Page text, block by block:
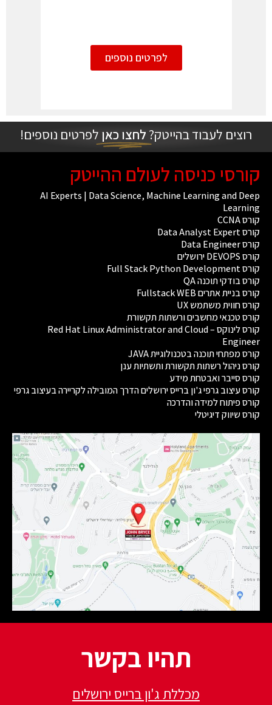
לפרטים נוספים
רוצים לעבוד בהייטק? לחצו כאן לפרטים נוספים!
קורסי כניסה לעולם ההייטק
AI Experts | Data Science, Machine Learning and Deep
Learning
קורס CCNA
קורס Data Analyst Expert
קורס Data Engineer
קורס DEVOPS ירושלים
קורס Full Stack Python Development
קורס בודקי תוכנה QA
קורס בניית אתרים Fullstack WEB
קורס חווית משתמש UX
קורס טכנאי מחשבים ורשתות תקשורת
קורס לינוקס – Red Hat Linux Administrator and Cloud
Engineer
קורס מפתחי תוכנה בטכנולוגיית JAVA
קורס ניהול רשתות תקשורת ותשתיות ענן
קורס סייבר ואבטחת מידע
קורס עיצוב גרפי ג'ון ברייס ירושלים הדרך המובילה לקריירה בעיצוב גרפי
קורס פיתוח למידה והדרכה
קורס שיווק דיגיטלי
תהיו בקשר
מכללת ג'ון ברייס ירושלים